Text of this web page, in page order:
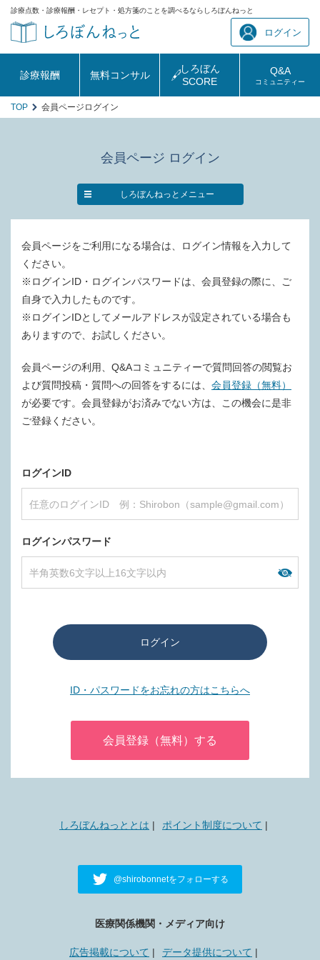
診療点数・診療報酬・レセプト・処方箋のことを調べるならしろぼんねっと
ログイン
診療報酬 無料コンサル
しろぼん
SCORE
Q&A
コミュニティー
TOP 会員ページログイン
会員ページ ログイン
しろぼんねっとメニュー
会員ページをご利用になる場合は、ログイン情報を入力して
ください。
※ログインID・ログインパスワードは、会員登録の際に、ご
自身で入力したものです。
※ログインIDとしてメールアドレスが設定されている場合も
ありますので、お試しください。
会員ページの利用、Q&Aコミュニティーで質問回答の閲覧お
よび質問投稿・質問への回答をするには、 会員登録（無料）
が必要です。会員登録がお済みでない方は、この機会に是非
ご登録ください。
ログインID
ログインパスワード
ログイン
ID・パスワードをお忘れの方はこちらへ
会員登録（無料）する
しろぼんねっととは ポイント制度について
@shirobonnetをフォローする
医療関係機関・メディア向け
広告掲載について データ提供について